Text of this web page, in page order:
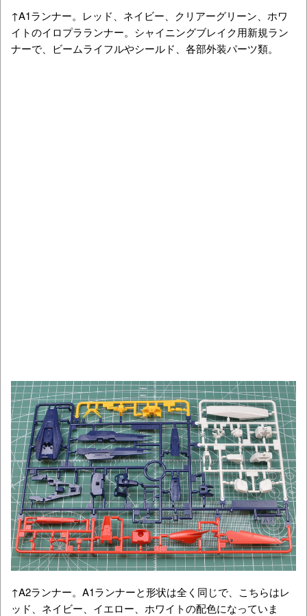
↑A1ランナー。レッド、ネイビー、クリアーグリーン、ホワ
イトのイロプラランナー。シャイニングブレイク用新規ラン
ナーで、ビームライフルやシールド、各部外装パーツ類。
↑A2ランナー。A1ランナーと形状は全く同じで、こちらはレ
ッド、ネイビー、イエロー、ホワイトの配色になっていま